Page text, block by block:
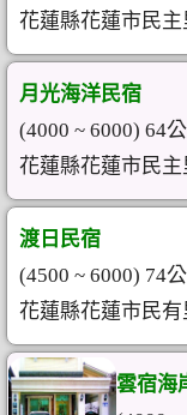
花蓮縣花蓮市民
月光海洋民宿
(4000 ~ 6000) 64
花蓮縣花蓮市民
渡日民宿
(4500 ~ 6000) 74
花蓮縣花蓮市民
雲宿海